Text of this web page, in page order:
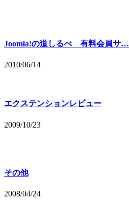
Joomla!の道しるべ 有料会員サ…
2010/06/14
エクステンションレビュー
2009/10/23
その他
2008/04/24